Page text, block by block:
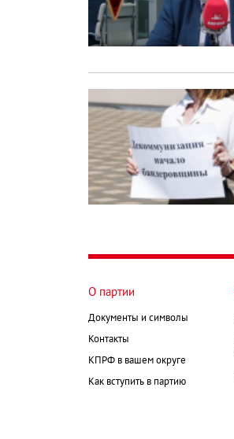
О партии
Документы и символы
Контакты
КПРФ в вашем округе
Как вступить в партию